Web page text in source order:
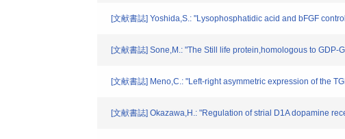
[文献書誌] Yoshida,S.: "Lysophosphatidic acid and bFGF
[文献書誌] Sone,M.: "The Still life protein,homologous to
[文献書誌] Meno,C.: "Left-right asymmetric expression of the
[文献書誌] Okazawa,H.: "Regulation of strial D1A dopamine